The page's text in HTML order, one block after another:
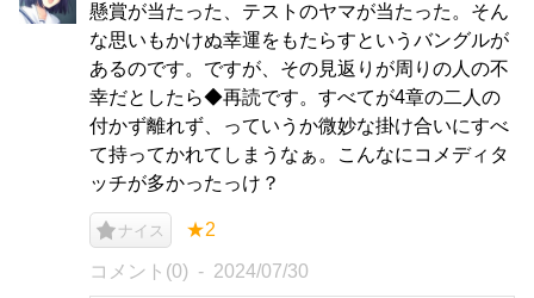
懸賞が当たった、テストのヤマが当たった。そん
な思いもかけぬ幸運をもたらすというバングルが
あるのです。ですが、その見返りが周りの人の不
幸だとしたら◆再読です。すべてが4章の二人の
付かず離れず、っていうか微妙な掛け合いにすべ
て持ってかれてしまうなぁ。こんなにコメディタ
ッチが多かったっけ？
ナイス ★2
コメント(0) 2024/07/30